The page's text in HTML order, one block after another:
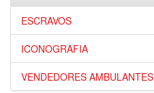
ESCRAVOS
ICONOGRAFIA
VENDEDORES AMBULANTES